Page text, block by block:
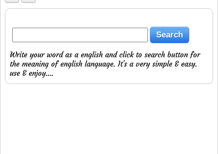
Write your word as a english and click to search button for
the meaning of english language. It's a very simple & easy.
use & enjoy....